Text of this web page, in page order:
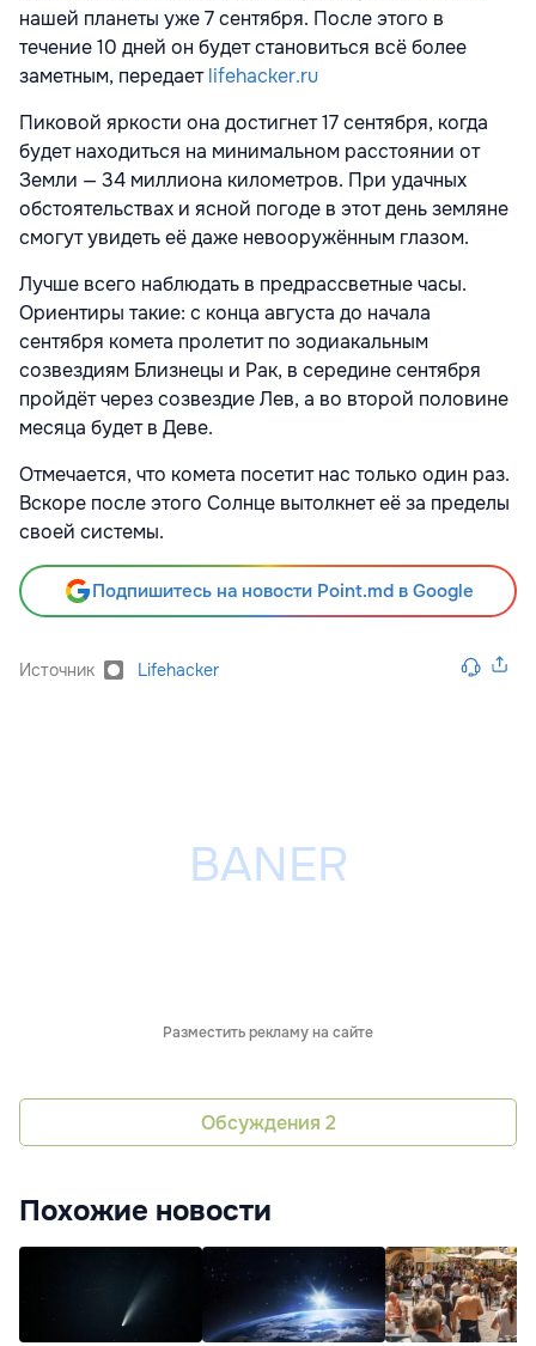
нашей планеты уже 7 сентября. После этого в
течение 10 дней он будет становиться всё более
заметным, передаетlifehacker.ru
Пиковой яркости она достигнет 17 сентября, когда
будет находиться на минимальном расстоянии от
Земли — 34 миллиона километров. При удачных
обстоятельствах и ясной погоде в этот день земляне
смогут увидеть её даже невооружённым глазом.
Лучше всего наблюдать в предрассветные часы.
Ориентиры такие: с конца августа до начала
сентября комета пролетит по зодиакальным
созвездиям Близнецы и Рак, в середине сентября
пройдёт через созвездие Лев, а во второй половине
месяца будет в Деве.
Отмечается, что комета посетит нас только один раз.
Вскоре после этого Солнце вытолкнет её за пределы
своей системы.
Подпишитесь на новости Point.md в Google
Источник Lifehacker
Разместить рекламу на сайте
Обсуждения 2
Похожие новости